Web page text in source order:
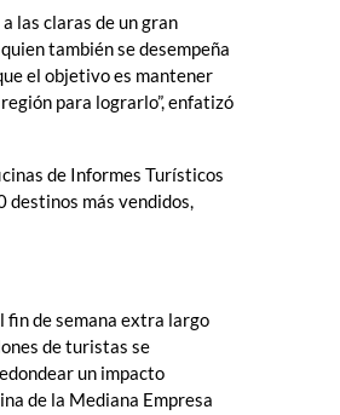
las claras de un gran
también se desempeña
el objetivo es mantener
para lograrlo”, enfatizó
de Informes Turísticos
destinos más vendidos,
fin de semana extra largo
de turistas se
un impacto
de la Mediana Empresa